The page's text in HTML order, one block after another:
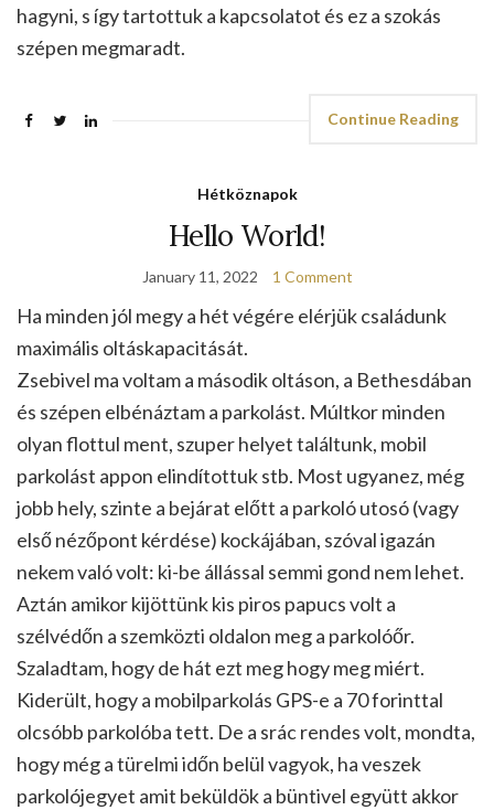
hagyni, s így tartottuk a kapcsolatot és ez a szokás
szépen megmaradt.
Continue Reading
Hétköznapok
Hello World!
January 11, 2022 1 Comment
Ha minden jól megy a hét végére elérjük családunk
maximális oltáskapacitását.
Zsebivel ma voltam a második oltáson, a Bethesdában
és szépen elbénáztam a parkolást. Múltkor minden
olyan flottul ment, szuper helyet találtunk, mobil
parkolást appon elindítottuk stb. Most ugyanez, még
jobb hely, szinte a bejárat előtt a parkoló utosó (vagy
első nézőpont kérdése) kockájában, szóval igazán
nekem való volt: ki-be állással semmi gond nem lehet.
Aztán amikor kijöttünk kis piros papucs volt a
szélvédőn a szemközti oldalon meg a parkolóőr.
Szaladtam, hogy de hát ezt meg hogy meg miért.
Kiderült, hogy a mobilparkolás GPS-e a 70 forinttal
olcsóbb parkolóba tett. De a srác rendes volt, mondta,
hogy még a türelmi időn belül vagyok, ha veszek
parkolójegyet amit beküldök a büntivel együtt akkor